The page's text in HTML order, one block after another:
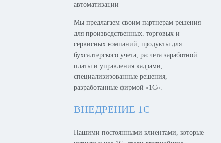
автоматизации
Мы предлагаем своим партнерам решения
для производственных, торговых и
сервисных компаний, продукты для
бухгалтерского учета, расчета заработной
платы и управления кадрами,
специализированные решения,
разработанные фирмой «1С».
ВНЕДРЕНИЕ 1С
Нашими постоянными клиентами, которые